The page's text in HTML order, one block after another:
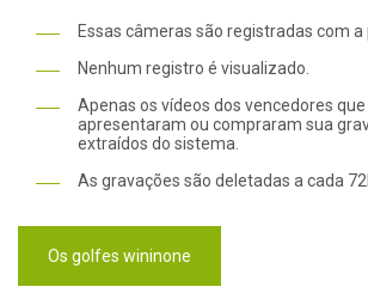
Essas câmeras são registradas com
Nenhum registro é visualizado.
Apenas os vídeos dos vencedores que
apresentaram ou compraram sua
extraídos do sistema.
As gravações são deletadas a cada
Os golfes wininone